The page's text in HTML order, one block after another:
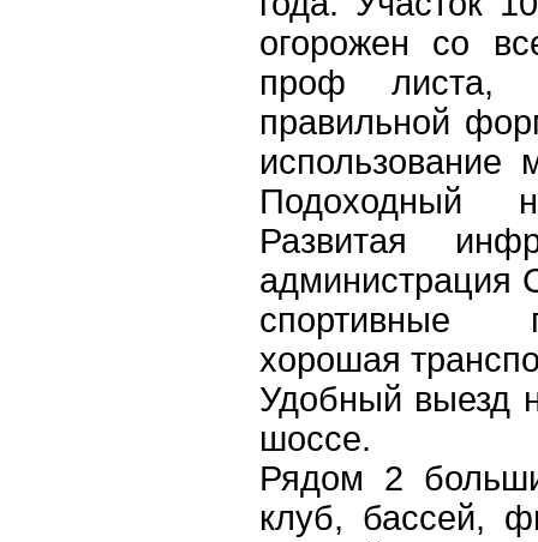
огорожен со
проф
правильной
использование
Подоходный
Развитая
администрация
спортивные
хорошая
Удобный выезд
шоссе.
Рядом 2
клуб, бассей,